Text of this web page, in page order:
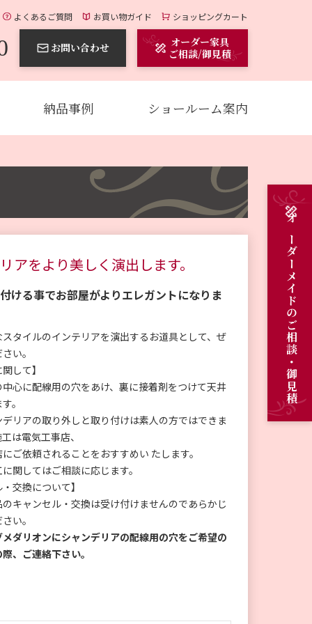
よくあるご質問 お買い物ガイド ショッピングカート
お問い合わせ
オーダー家具
ご相談/御見積
納品事例 ショールーム案内
オーダーメイドのご相談・御見積
アをより美しく演出します。
ける事でお部屋がよりエレガントになりま
タイルのインテリアを演出するお道具として、ぜ
い。
して】
心に配線用の穴をあけ、裏に接着剤をつけて天井
。
デリアの取り外しと取り付けは素人の方ではできま
は電気工事店、
ご依頼されることをおすすめい たします。
関してはご相談に応じます。
・交換について】
のキャンセル・交換は受け付けませんのであらかじ
さい。
ダリオンにシャンデリアの配線用の穴をご希望の
、ご連絡下さい。